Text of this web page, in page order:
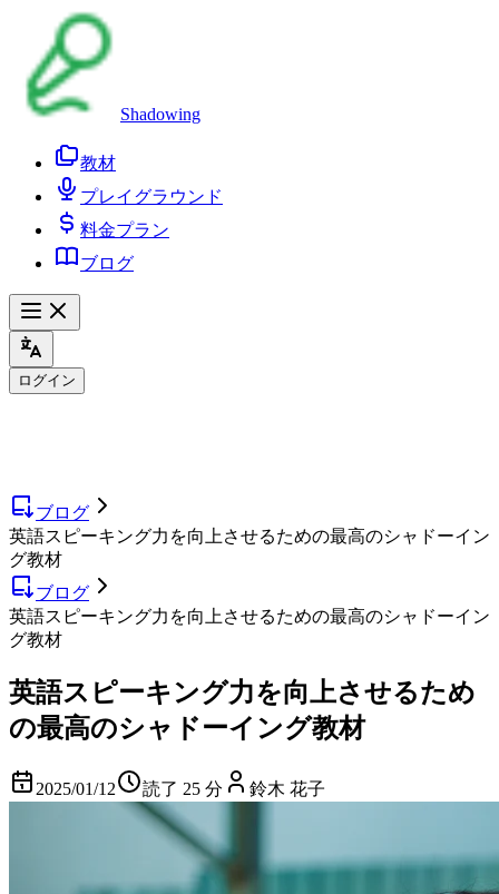
Shadowing
教材
プレイグラウンド
料金プラン
ブログ
ログイン
ブログ
英語スピーキング力を向上させるための最高のシャドーイン
グ教材
ブログ
英語スピーキング力を向上させるための最高のシャドーイン
グ教材
英語スピーキング力を向上させるため
の最高のシャドーイング教材
2025/01/12 読了 25 分 鈴木 花子